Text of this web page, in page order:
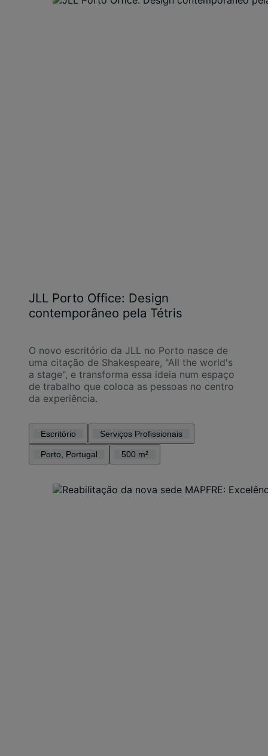
JLL Porto Office: Design
contemporâneo pela Tétris
O novo escritório da JLL no Porto nasce de
uma citação de Shakespeare, "All the world's
a stage", e transforma essa ideia num espaço
de trabalho que coloca as pessoas no centro
da experiência.
Escritório Serviços Profissionais
Porto, Portugal 500 m²